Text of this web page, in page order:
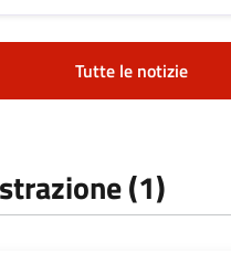
Tutte le notizie
(1)